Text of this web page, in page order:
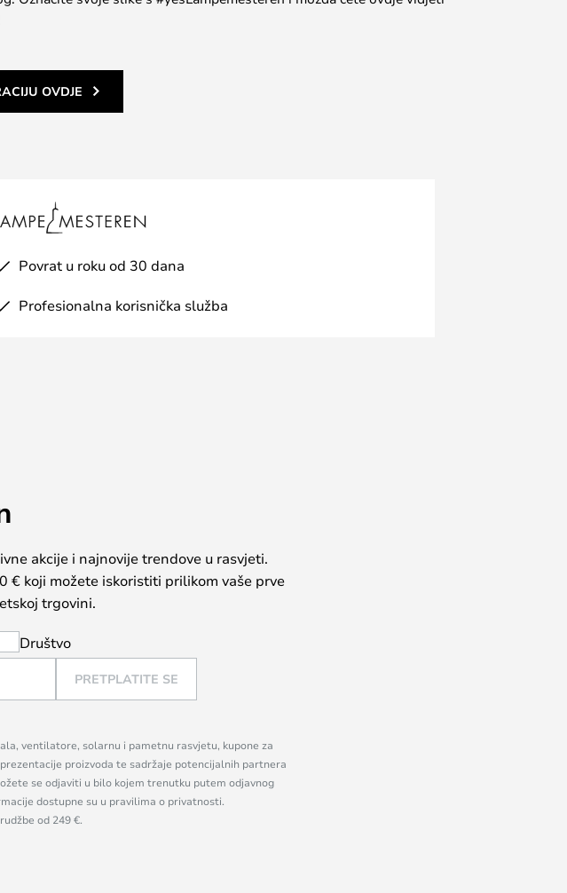
OVDJE
Povrat u roku od 30 dana
Profesionalna korisnička služba
akcije i najnovije trendove u rasvjeti.
€ koji možete iskoristiti prilikom vaše prve
trgovini.
Društvo
PRETPLATITE SE
ventilatore, solarnu i pametnu rasvjetu, kupone za
proizvoda te sadržaje potencijalnih partnera
se odjaviti u bilo kojem trenutku putem odjavnog
dostupne su u pravilima o privatnosti.
od 249 €.